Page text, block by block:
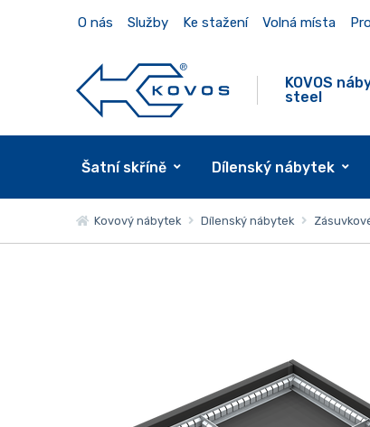
O nás Služby Ke stažení Volná místa
KOVOS
steel
Šatní skříně Dílenský nábytek
Kovový nábytek Dílenský nábytek